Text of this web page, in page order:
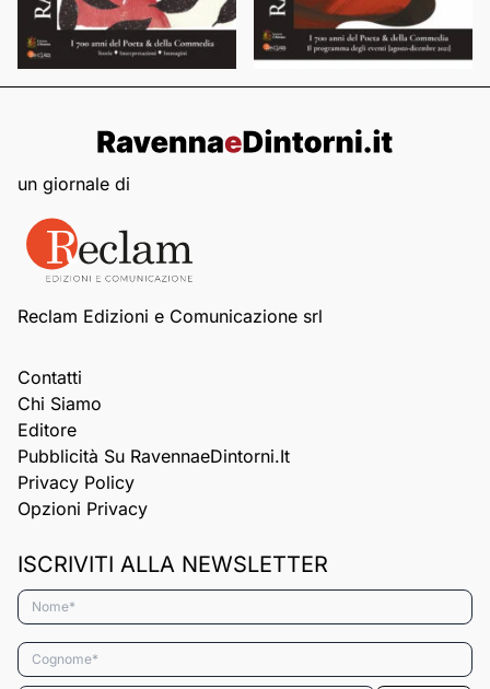
un giornale di
Reclam Edizioni e Comunicazione srl
Contatti
Chi Siamo
Editore
Pubblicità Su RavennaeDintorni.it
Privacy Policy
Opzioni Privacy
ISCRIVITI ALLA NEWSLETTER
Nome*
Cognome*